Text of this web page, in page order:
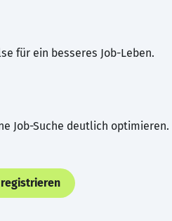
für ein besseres Job-Leben.
Job-Suche deutlich optimieren.
registrieren